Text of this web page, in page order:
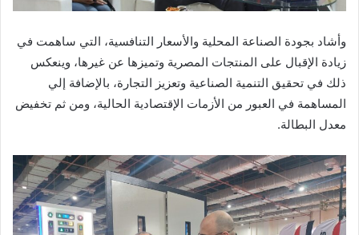
وأشاد بجودة الصناعة المحلية والأسعار التنافسية، التي ساهمت في
زيادة الإقبال على المنتجات المصرية وتميزها عن غيرها، وينعكس
ذلك في تحقيق التنمية الصناعية وتعزيز التجارة، بالإضافة إلي
المساهمة في العبور من الأزمات الإقتصادية الحالية، ومن ثم تخفيض
معدل البطالة.